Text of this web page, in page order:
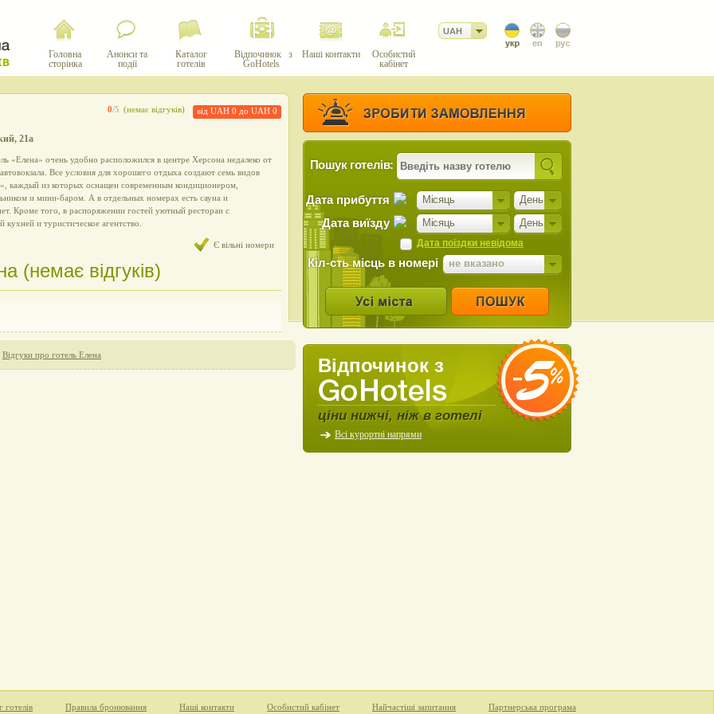
Головна
сторінка
Анонси та
події
Каталог
готелів
Відпочинок з
GoHotels
Наші контакти
Особистий
кабінет
UAH
0/5 (немає відгуків) від UAH 0 до UAH 0
21а
«Елена» очень удобно расположился в центре Херсона недалеко от
Все условия для хорошего отдыха создают семь видов
каждый из которых оснащен современным кондиционером,
и мини-баром. А в отдельных номерах есть сауна и
Кроме того, в распоряжении гостей уютный ресторан с
кухней и туристическое агентство.
Є вільні номери
(немає відгуків)
Відгуки про готель Елена
Пошук готелів:
Місяць День
Дата прибуття
Місяць День
Дата виїзду
Дата поїздки невідома
Кіл-сть місць в номері не вказано
Відпочинок з
ціни нижчі, ніж в готелі
Всі курортні напрями
готелів Правила бронювання Наші контакти Особистий кабінет Найчастіші запитання Партнерська програма